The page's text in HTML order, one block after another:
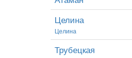
Целина
Целина
Трубецкая